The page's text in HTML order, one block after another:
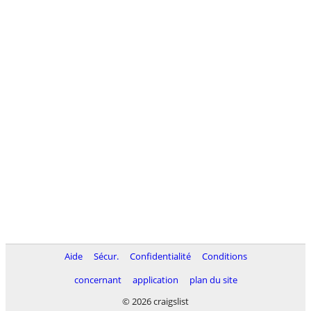
Aide Sécur. Confidentialité
Conditions
concernant
application
plan du site
© 2026 craigslist